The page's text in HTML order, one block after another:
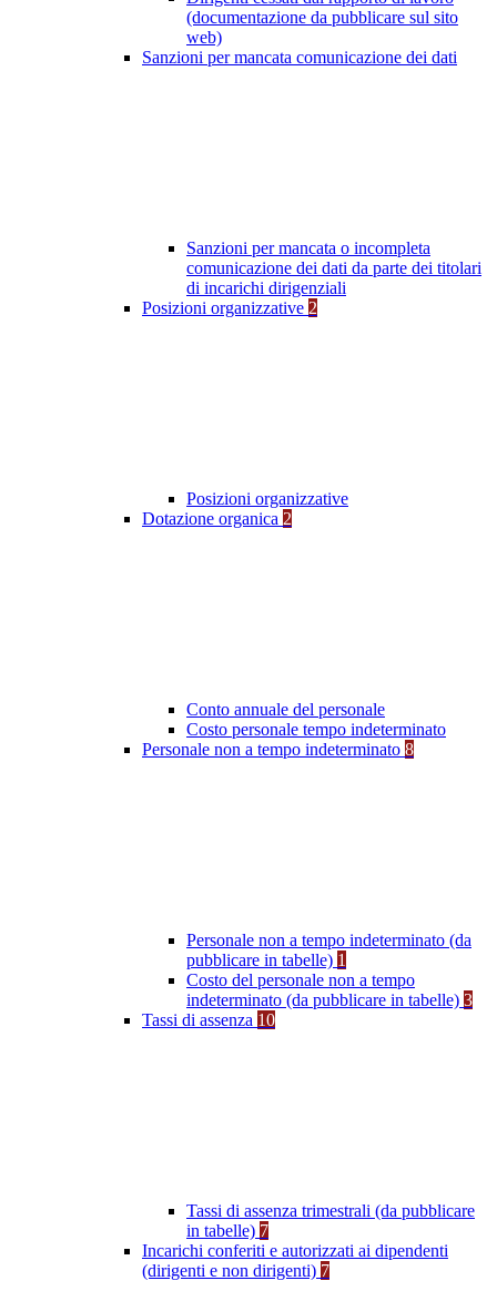
(documentazione da pubblicare sul sito
web)
Sanzioni per mancata comunicazione dei dati
Sanzioni per mancata o incompleta
comunicazione dei dati da parte dei titolari
di incarichi dirigenziali
Posizioni organizzative 2
Posizioni organizzative
Dotazione organica 2
Conto annuale del personale
Costo personale tempo indeterminato
Personale non a tempo indeterminato 8
Personale non a tempo indeterminato (da
pubblicare in tabelle) 1
Costo del personale non a tempo
indeterminato (da pubblicare in tabelle) 3
Tassi di assenza 10
Tassi di assenza trimestrali (da pubblicare
in tabelle) 7
Incarichi conferiti e autorizzati ai dipendenti
(dirigenti e non dirigenti) 7